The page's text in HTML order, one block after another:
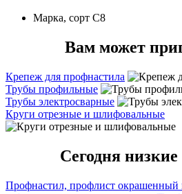
Марка, сорт С8
Вам может
Крепеж для профнастила
Трубы профильные
Трубы электросварные
Круги отрезные и шлифовальные
Сегодня
Профнастил, профлист окрашенный